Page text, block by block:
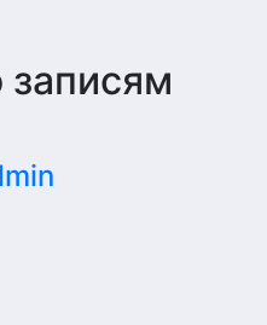
записям